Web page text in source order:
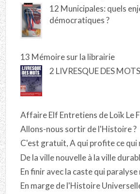
12 Municipales: quels
démocratiques ?
13 Mémoire sur la librairie
2 LIVRESQUE DES
Affaire Elf Entretiens de Loïk Le
Allons-nous sortir de l'Histoire ?
C'est gratuit, A qui profite ce qui
De la ville nouvelle à la ville
En finir avec la caste qui
En marge de l'Histoire